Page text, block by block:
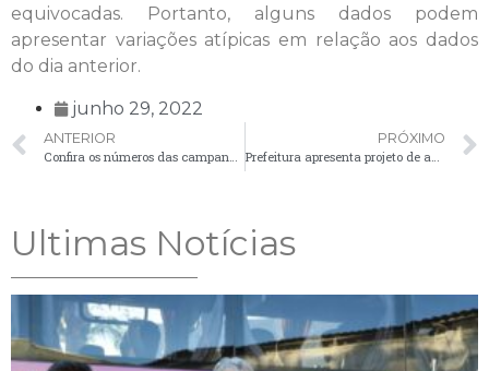
equivocadas. Portanto, alguns dados podem
apresentar variações atípicas em relação aos dados
do dia anterior.
junho 29, 2022
ANTERIOR
PRÓXIMO
Ultimas Notícias